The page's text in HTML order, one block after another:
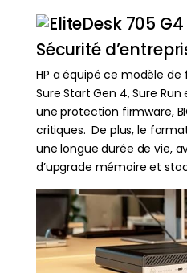
Sécurité
HP a équipé ce modèle
Sure Start Gen 4, Sure
une protection firmware,
critiques. De plus, le
une longue durée de vie,
d’upgrade mémoire et